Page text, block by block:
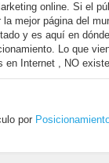
online. Si el
la mejor página del
y es aquí en
Lo que
en Internet , NO
por